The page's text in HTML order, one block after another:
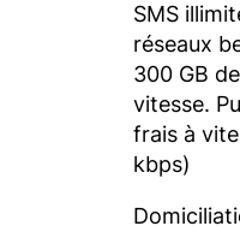
SMS
réseaux
300 GB
vitesse.
frais à
kbps)